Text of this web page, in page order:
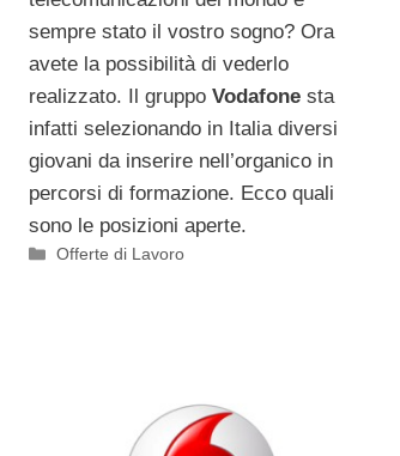
sempre stato il vostro sogno? Ora
avete la possibilità di vederlo
realizzato. Il gruppo Vodafonesta
infatti selezionando in Italia diversi
giovani da inserire nell’organico in
percorsi di formazione. Ecco quali
sono le posizioni aperte.
Categorie
Offerte di Lavoro